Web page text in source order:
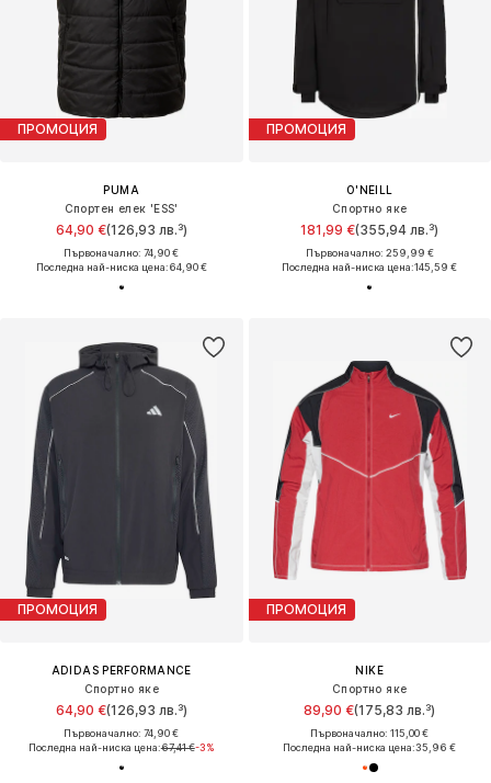
ПРОМОЦИЯ
PUMA
Спортен елек 'ESS'
64,90 €(126,93 лв.³)
Първоначално: 74,90 €
Последна най-ниска цена:64,90 €
ПРОМОЦИЯ
O'NEILL
Спортно яке
181,99 €(355,94 лв.³)
Първоначално: 259,99 €
Последна най-ниска цена:145,59 €
ПРОМОЦИЯ
ADIDAS PERFORMANCE
Спортно яке
64,90 €(126,93 лв.³)
Първоначално: 74,90 €
Последна най-ниска цена:67,41 €-3%
ПРОМОЦИЯ
NIKE
Спортно яке
89,90 €(175,83 лв.³)
Първоначално: 115,00 €
Последна най-ниска цена:35,96 €